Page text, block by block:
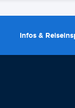
Infos &